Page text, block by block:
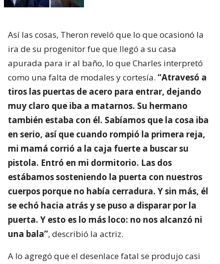
Así las cosas, Theron reveló que lo que ocasionó la
ira de su progenitor fue que llegó a su casa
apurada para ir al baño, lo que Charles interpretó
como una falta de modales y cortesía. “Atravesó a
tiros las puertas de acero para entrar, dejando
muy claro que iba a matarnos. Su hermano
también estaba con él. Sabíamos que la cosa iba
en serio, así que cuando rompió la primera reja,
mi mamá corrió a la caja fuerte a buscar su
pistola. Entró en mi dormitorio. Las dos
estábamos sosteniendo la puerta con nuestros
cuerpos porque no había cerradura. Y sin más, él
se echó hacia atrás y se puso a disparar por la
puerta. Y esto es lo más loco: no nos alcanzó ni
una bala”, describió la actriz.
A lo agregó que el desenlace fatal se produjo casi